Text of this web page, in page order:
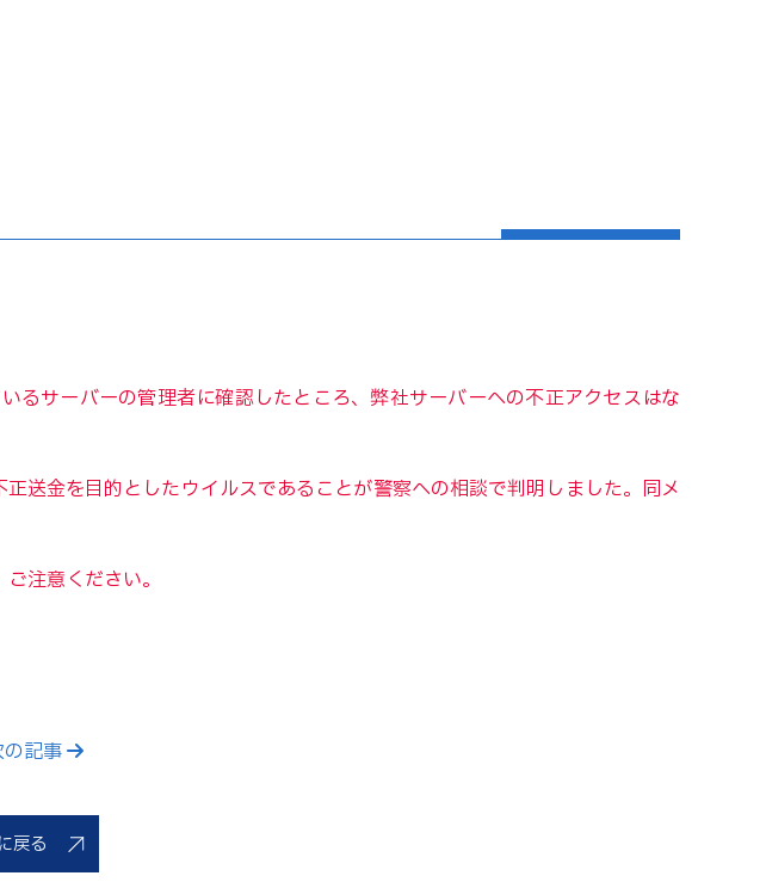
るサーバーの管理者に確認したところ、弊社サーバーへの不正アクセスはな
送金を目的としたウイルスであることが警察への相談で判明しました。同メ
注意ください。
記事
戻る